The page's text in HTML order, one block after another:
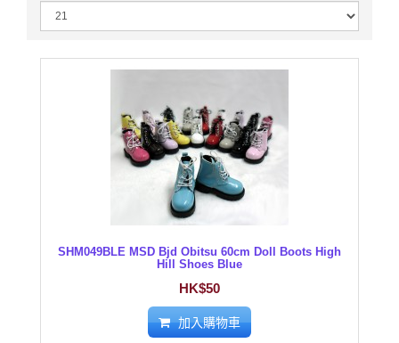
SHM049BLE MSD Bjd Obitsu 60cm Doll Boots High
Hill Shoes Blue
HK$50
加入購物車